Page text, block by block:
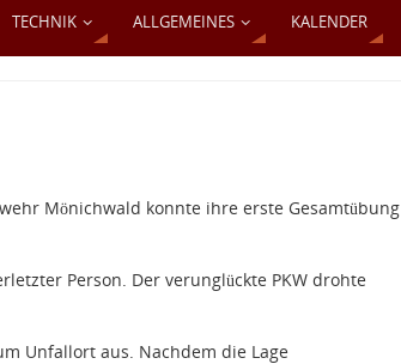
TECHNIK ALLGEMEINES KALENDER
Mönichwald konnte ihre erste Gesamtübung
Person. Der verunglückte PKW drohte
Unfallort aus. Nachdem die Lage